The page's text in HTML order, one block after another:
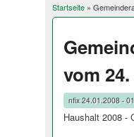
Sie sind
Startseite»
vom
nfix24.01.2008 -
Haushalt 2008 -